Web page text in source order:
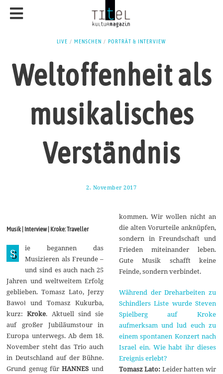
LIVE / MENSCHEN / PORTRÄT & INTERVIEW
Weltoffenheit als
musikalisches
Verständnis
2. November 2017
a
i
2
0
1
8
Musik | Interview | Kroke: Traveller
S
ie begannen das
Musizieren als Freunde –
und sind es auch nach 25
Jahren und weltweitem Erfolg
geblieben. Tomasz Lato, Jerzy
Bawoł und Tomasz Kukurba,
kurz:Kroke. Aktuell sind sie
auf großer Jubiläumstour in
Europa unterwegs. Ab dem 18.
November steht das Trio auch
in Deutschland auf der Bühne.
Grund genug fürHANNES und
kommen. Wir wollen nicht an
die alten Vorurteile anknüpfen,
sondern in Freundschaft und
Frieden miteinander leben.
Gute Musik schafft keine
Feinde, sondern verbindet.
Während der Dreharbeiten zu
Schindlers Liste wurde Steven
Spielberg auf Kroke
aufmerksam und lud euch zu
einem spontanen Konzert nach
Israel ein. Wie habt ihr dieses
Ereignis erlebt?
Tomasz Lato:Leider hatten wir